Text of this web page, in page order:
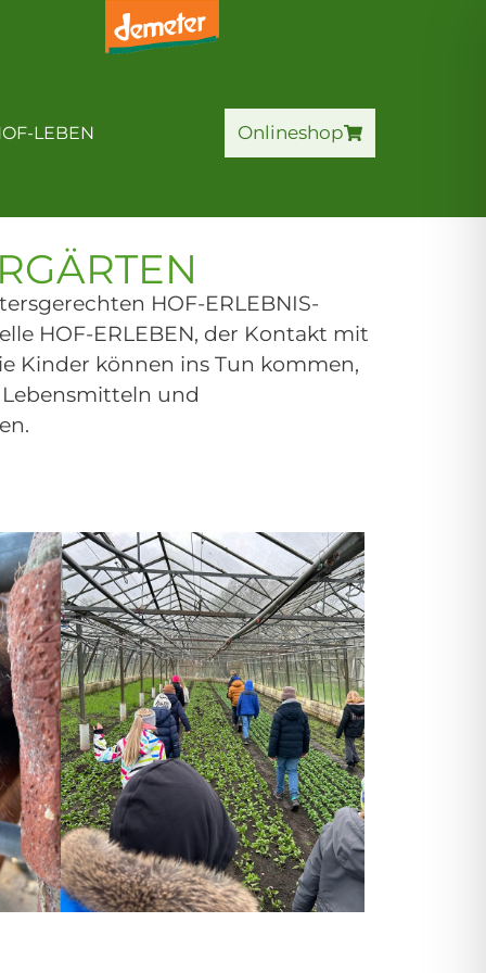
LEBEN Onlineshop
Onlineshop
HOF-ERLEBNIS-
HOF-ERLEBEN, der Kontakt mit
Kinder können ins Tun kommen,
und